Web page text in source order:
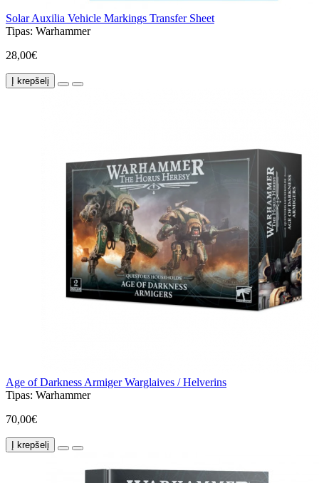
Solar Auxilia Vehicle Markings Transfer Sheet
Tipas: Warhammer
28,00€
Į krepšelį
Age of Darkness Armiger Warglaives / Helverins
Tipas: Warhammer
70,00€
Į krepšelį